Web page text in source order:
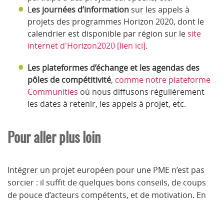
Les journées d’information sur les appels à
projets des programmes Horizon 2020, dont le
calendrier est disponible par région sur lesite
internet d'Horizon2020 [lien ici].
Les plateformes d’échange et les agendas des
pôles de compétitivité, comme notre plateforme
Communities où nous diffusons régulièrement
les dates à retenir, les appels à projet, etc.
Pour aller plus loin
Intégrer un projet européen pour une PME n’est pas
sorcier : il suffit de quelques bons conseils, de coups
de pouce d’acteurs compétents, et de motivation. En